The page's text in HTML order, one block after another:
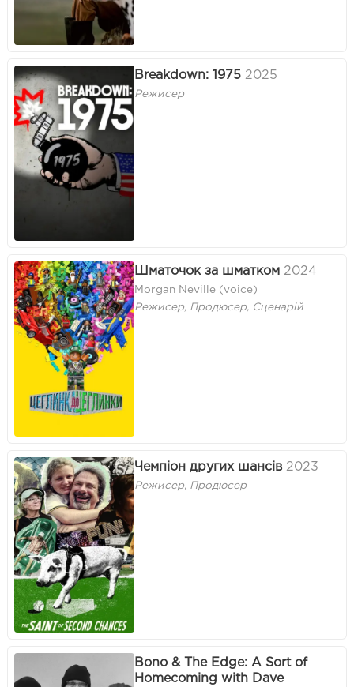
Breakdown: 1975 2025
Режисер
Шматочок за шматком 2024
Morgan Neville (voice)
Режисер, Продюсер, Сценарій
Чемпіон других шансів 2023
Режисер, Продюсер
Bono & The Edge: A Sort of
Homecoming with Dave